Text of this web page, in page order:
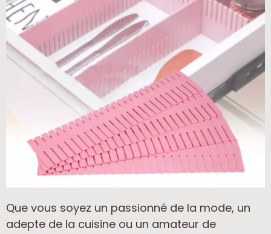
Que vous soyez un passionné de la mode, un
adepte de la cuisine ou un amateur de